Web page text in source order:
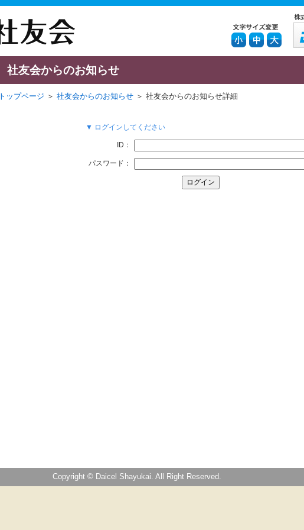
社友会からのお知らせ
トップページ ＞ 社友会からのお知らせ ＞ 社友会からのお知らせ詳細
▼ ログインしてください
ID：
パスワード：
Copyright © Daicel Shayukai. All Right Reserved.